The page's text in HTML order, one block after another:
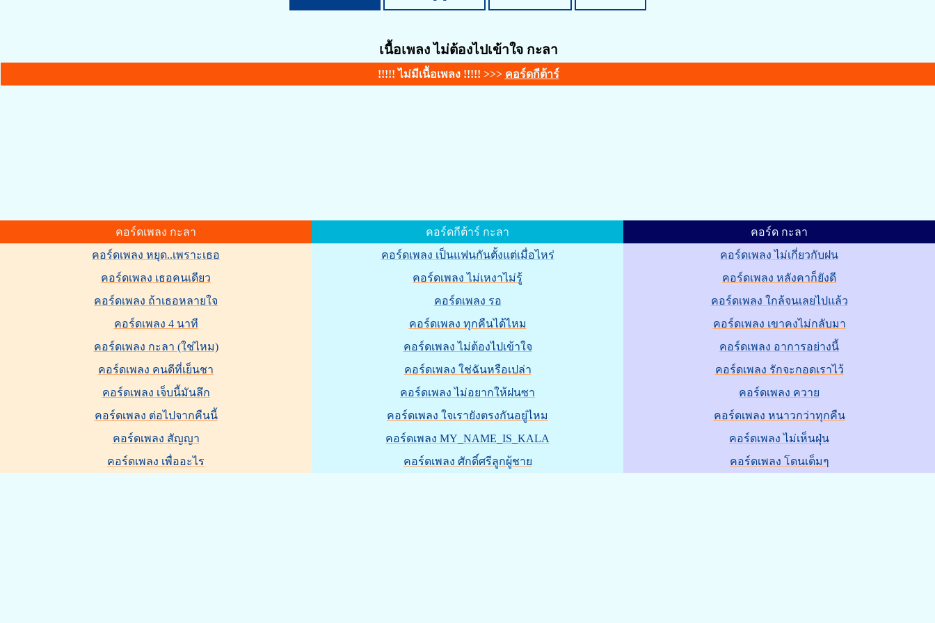
เนื้อเพลง ไม่ต้องไปเข้าใจ กะลา
!!!!! ไม่มีเนื้อเพลง !!!!! >>> คอร์ดกีต้าร์
คอร์ดเพลง กะลา
คอร์ดเพลง หยุด..เพราะเธอ
คอร์ดเพลง เธอคนเดียว
คอร์ดเพลง ถ้าเธอหลายใจ
คอร์ดเพลง 4 นาที
คอร์ดเพลง กะลา (ใช่ไหม)
คอร์ดเพลง คนดีที่เย็นชา
คอร์ดเพลง เจ็บนี้มันลึก
คอร์ดเพลง ต่อไปจากคืนนี้
คอร์ดเพลง สัญญา
คอร์ดเพลง เพื่ออะไร
คอร์ดกีต้าร์ กะลา
คอร์ดเพลง เป็นแฟนกันตั้งแต่เมื่อไหร่
คอร์ดเพลง ไม่เหงาไม่รู้
คอร์ดเพลง รอ
คอร์ดเพลง ทุกคืนได้ไหม
คอร์ดเพลง ไม่ต้องไปเข้าใจ
คอร์ดเพลง ใช่ฉันหรือเปล่า
คอร์ดเพลง ไม่อยากให้ฝนซา
คอร์ดเพลง ใจเรายังตรงกันอยู่ไหม
คอร์ดเพลง MY_NAME_IS_KALA
คอร์ดเพลง ศักดิ์ศรีลูกผู้ชาย
คอร์ด กะลา
คอร์ดเพลง ไม่เกี่ยวกับฝน
คอร์ดเพลง หลังคาก็ยังดี
คอร์ดเพลง ใกล้จนเลยไปแล้ว
คอร์ดเพลง เขาคงไม่กลับมา
คอร์ดเพลง อาการอย่างนี้
คอร์ดเพลง รักจะกอดเราไว้
คอร์ดเพลง ควาย
คอร์ดเพลง หนาวกว่าทุกคืน
คอร์ดเพลง ไม่เห็นฝุ่น
คอร์ดเพลง โดนเต็มๆ